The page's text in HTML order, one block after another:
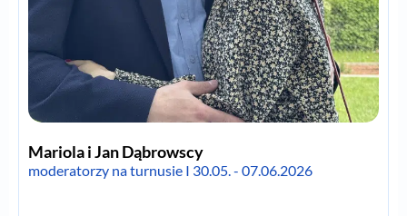
Mariola i Jan Dąbrowscy
moderatorzy na turnusie I 30.05. - 07.06.2026